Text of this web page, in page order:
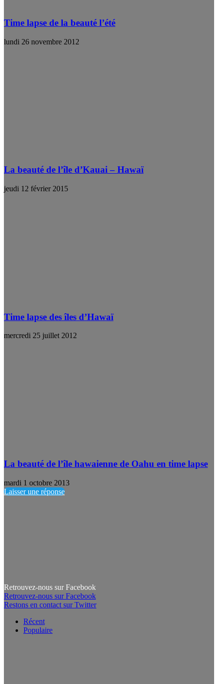
Time lapse de la beauté l’été
lundi 26 novembre 2012
La beauté de l’île d’Kauai – Hawaï
jeudi 12 février 2015
Time lapse des îles d’Hawaï
mercredi 25 juillet 2012
La beauté de l’île hawaienne de Oahu en time lapse
mardi 1 octobre 2013
Laisser une réponse
Retrouvez-nous sur Facebook
Retrouvez-nous sur Facebook
Restons en contact sur Twitter
Récent
Populaire